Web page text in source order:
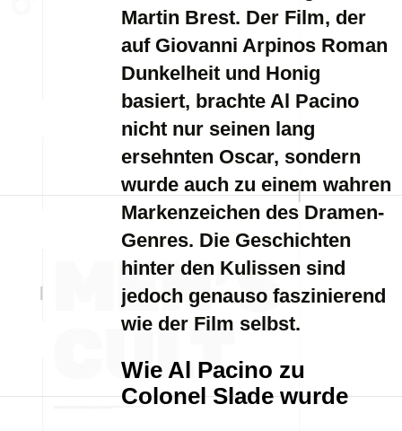
Martin Brest. Der Film, der
auf Giovanni Arpinos Roman
Dunkelheit und Honig
basiert, brachte Al Pacino
nicht nur seinen lang
ersehnten Oscar, sondern
wurde auch zu einem wahren
Markenzeichen des Dramen-
Genres. Die Geschichten
hinter den Kulissen sind
jedoch genauso faszinierend
wie der Film selbst.
Wie Al Pacino zu
Colonel Slade wurde